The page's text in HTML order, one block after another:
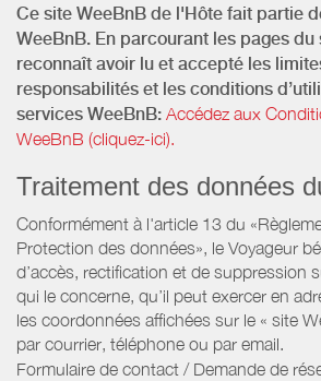
Ce site WeeBnB de l'Hôte fait partie
WeeBnB. En parcourant les pages du
reconnaît avoir lu et accepté les
responsabilités et les conditions
services WeeBnB: Accédez aux
WeeBnB (cliquez-ici).
Traitement des données
Conformément à l'article 13 du
Protection des données», le Voyageur
d’accès, rectification et de suppression
qui le concerne, qu’il peut exercer en
les coordonnées affichées sur le « site
par courrier, téléphone ou par email.
Formulaire de contact / Demande de